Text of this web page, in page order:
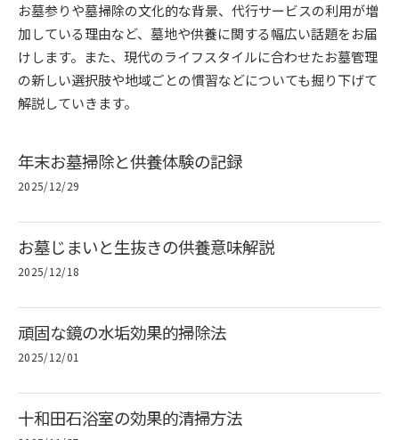
お墓参りや墓掃除の文化的な背景、代行サービスの利用が増
加している理由など、墓地や供養に関する幅広い話題をお届
けします。また、現代のライフスタイルに合わせたお墓管理
の新しい選択肢や地域ごとの慣習などについても掘り下げて
解説していきます。
年末お墓掃除と供養体験の記録
2025/12/29
お墓じまいと生抜きの供養意味解説
2025/12/18
頑固な鏡の水垢効果的掃除法
2025/12/01
十和田石浴室の効果的清掃方法